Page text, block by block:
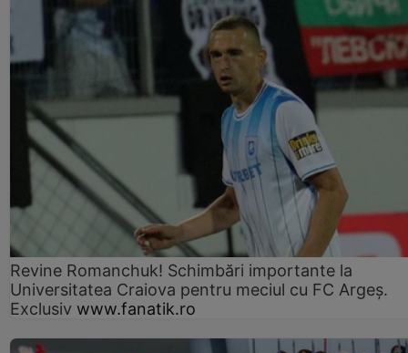
Revine Romanchuk! Schimbări importante la
Universitatea Craiova pentru meciul cu FC Argeş.
Exclusiv www.fanatik.ro